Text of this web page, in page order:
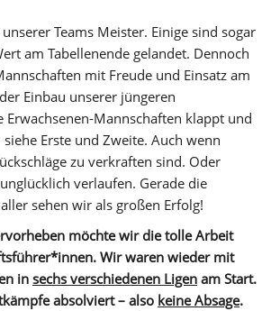
Teams Meister. Einige sind sogar
am Tabellenende gelandet. Dennoch
mit Freude und Einsatz am
Einbau unserer jüngeren
Mannschaften klappt und
Erste und Zweite. Auch wenn
zu verkraften sind. Oder
verlaufen. Gerade die
sehen wir als großen Erfolg!
möchte wir die tolle Arbeit
Wir waren wieder mit
insechs verschiedenen Ligen am Start.
absolviert – also keine Absage.